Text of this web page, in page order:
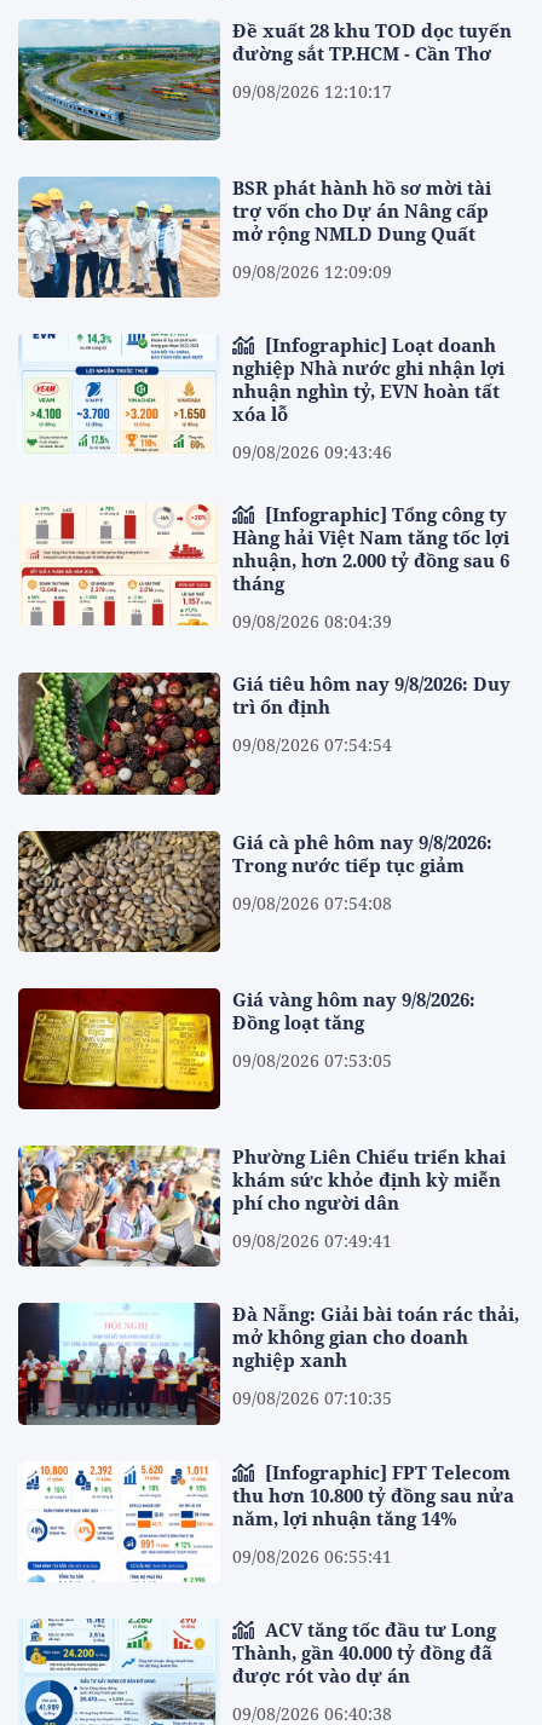
Đề xuất 28 khu TOD dọc tuyến
đường sắt TP.HCM - Cần Thơ
09/08/2026 12:10:17
BSR phát hành hồ sơ mời tài
trợ vốn cho Dự án Nâng cấp
mở rộng NMLD Dung Quất
09/08/2026 12:09:09
nghiệp Nhà nước ghi nhận lợi
nhuận nghìn tỷ, EVN hoàn tất
xóa lỗ
09/08/2026 09:43:46
Hàng hải Việt Nam tăng tốc lợi
nhuận, hơn 2.000 tỷ đồng sau 6
tháng
09/08/2026 08:04:39
Giá tiêu hôm nay 9/8/2026: Duy
trì ổn định
09/08/2026 07:54:54
Giá cà phê hôm nay 9/8/2026:
Trong nước tiếp tục giảm
09/08/2026 07:54:08
Giá vàng hôm nay 9/8/2026:
Đồng loạt tăng
09/08/2026 07:53:05
Phường Liên Chiểu triển khai
khám sức khỏe định kỳ miễn
phí cho người dân
09/08/2026 07:49:41
Đà Nẵng: Giải bài toán rác thải,
mở không gian cho doanh
nghiệp xanh
09/08/2026 07:10:35
thu hơn 10.800 tỷ đồng sau nửa
năm, lợi nhuận tăng 14%
09/08/2026 06:55:41
ACV tăng tốc đầu tư Long
Thành, gần 40.000 tỷ đồng đã
được rót vào dự án
09/08/2026 06:40:38